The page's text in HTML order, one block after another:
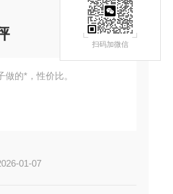
的*，性价比。
01-07
扫码加微信